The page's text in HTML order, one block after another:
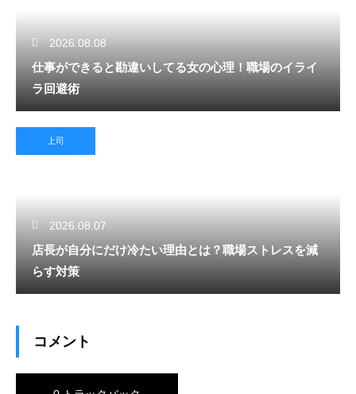
2026.08.08
仕事ができると勘違いしてる女の心理！職場のイライ
ラ回避術
上司
2026.08.07
店長が自分にだけ冷たい理由とは？職場ストレスを減
らす対策
コメント